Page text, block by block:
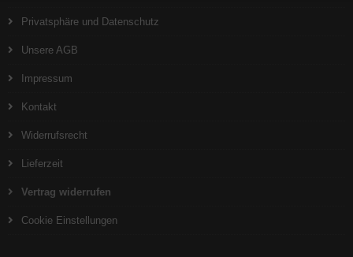
Privatsphäre und Datenschutz
Unsere AGB
Impressum
Kontakt
Widerrufsrecht
Lieferzeit
Vertrag widerrufen
Cookie Einstellungen